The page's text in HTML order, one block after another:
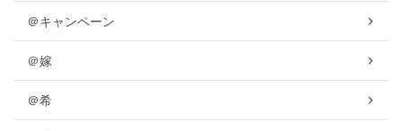
＠キャンペーン
＠嫁
＠希